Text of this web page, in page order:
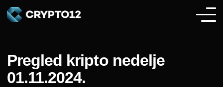
Pregled kripto nedelje
01.11.2024.